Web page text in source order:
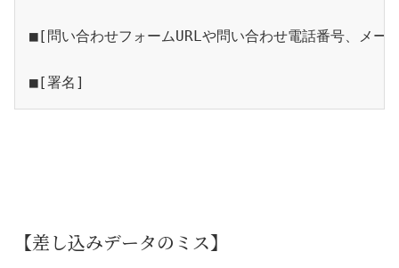
■[問い合わせフォームURLや問い合わせ電話番号、メー
■[署名]
【差し込みデータのミス】